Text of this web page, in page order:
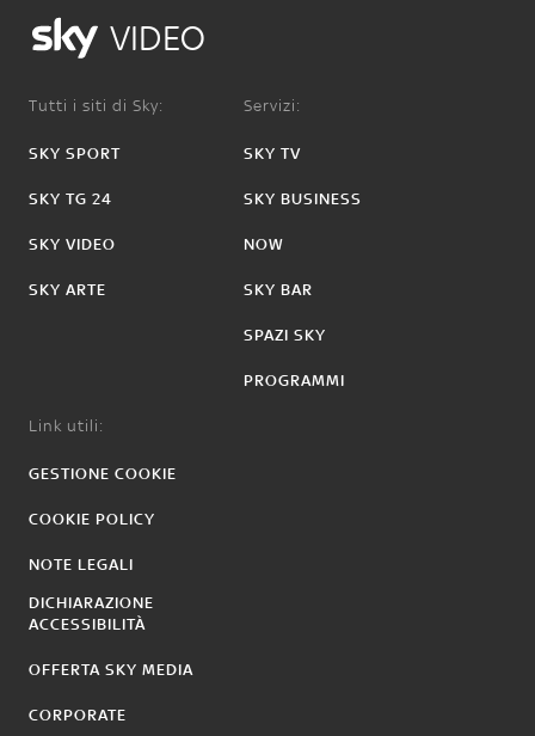
VIDEO
Tutti i siti di Sky:
SKY SPORT
SKY TG 24
SKY VIDEO
SKY ARTE
Servizi:
SKY TV
SKY BUSINESS
NOW
SKY BAR
SPAZI SKY
PROGRAMMI
Link utili:
GESTIONE COOKIE
COOKIE POLICY
NOTE LEGALI
DICHIARAZIONE
ACCESSIBILITÀ
OFFERTA SKY MEDIA
CORPORATE